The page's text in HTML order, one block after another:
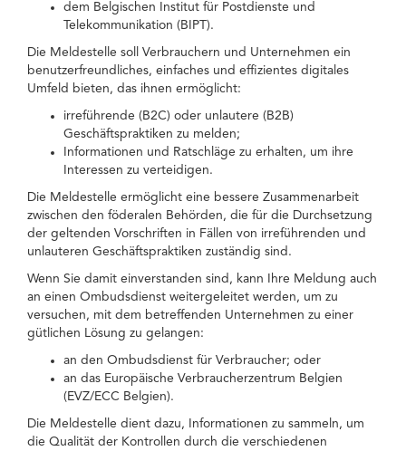
dem Belgischen Institut für Postdienste und
Telekommunikation (BIPT).
Die Meldestelle soll Verbrauchern und Unternehmen ein
benutzerfreundliches, einfaches und effizientes digitales
Umfeld bieten, das ihnen ermöglicht:
irreführende (B2C) oder unlautere (B2B)
Geschäftspraktiken zu melden;
Informationen und Ratschläge zu erhalten, um ihre
Interessen zu verteidigen.
Die Meldestelle ermöglicht eine bessere Zusammenarbeit
zwischen den föderalen Behörden, die für die Durchsetzung
der geltenden Vorschriften in Fällen von irreführenden und
unlauteren Geschäftspraktiken zuständig sind.
Wenn Sie damit einverstanden sind, kann Ihre Meldung auch
an einen Ombudsdienst weitergeleitet werden, um zu
versuchen, mit dem betreffenden Unternehmen zu einer
gütlichen Lösung zu gelangen:
an den Ombudsdienst für Verbraucher; oder
an das Europäische Verbraucherzentrum Belgien
(EVZ/ECC Belgien).
Die Meldestelle dient dazu, Informationen zu sammeln, um
die Qualität der Kontrollen durch die verschiedenen